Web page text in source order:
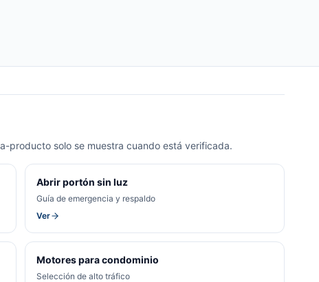
producto solo se muestra cuando está verificada.
Abrir portón sin luz
Guía de emergencia y respaldo
Ver
Motores para condominio
Selección de alto tráfico